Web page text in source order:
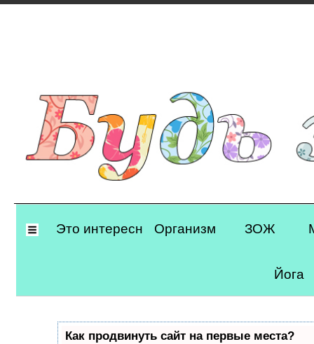
Navigation
Это интересно Организм ЗОЖ
Йога
Как продвинуть сайт на первые места?